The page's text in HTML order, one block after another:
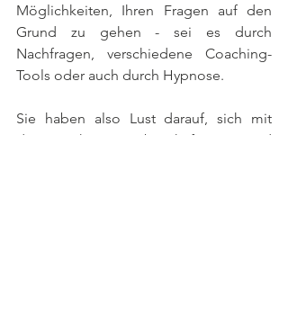
Möglichkeiten, Ihren Fragen auf den
Grund zu gehen - sei es durch
Nachfragen, verschiedene Coaching-
Tools oder auch durch Hypnose.
Sie haben also Lust darauf, sich mit
diesem Thema zu beschäftigen - und